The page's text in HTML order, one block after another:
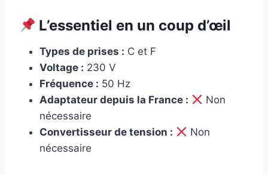
L’essentiel en un coup d’œil
Types de prises : C et F
Voltage : 230 V
Fréquence : 50 Hz
Adaptateur depuis la France :
Non
nécessaire
Convertisseur de tension :
Non
nécessaire